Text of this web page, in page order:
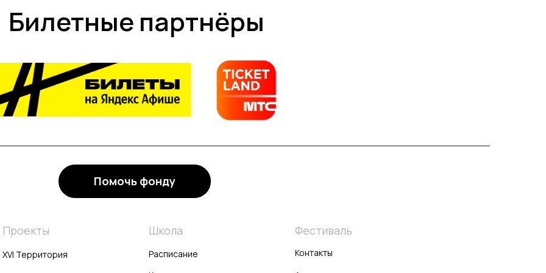
Билетные партнёры
Школа Фестиваль
Расписание
Контакты
Помочь фонду
XVI Территория
Проекты